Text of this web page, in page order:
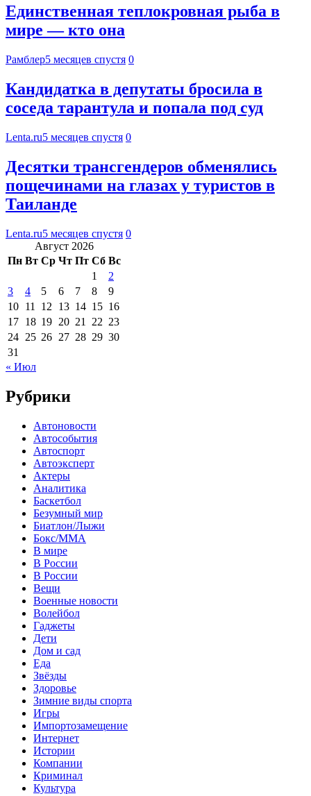
Единственная теплокровная рыба в
мире — кто она
Рамблер5 месяцев спустя 0
Кандидатка в депутаты бросила в
соседа тарантула и попала под суд
Lenta.ru5 месяцев спустя 0
Десятки трансгендеров обменялись
пощечинами на глазах у туристов в
Таиланде
Lenta.ru5 месяцев спустя 0
Август 2026
Пн Вт Ср Чт Пт Сб Вс
1
2
3
4 5 6 7 8
9
10 11 12 13 14 15 16
17 18 19 20 21 22 23
24 25 26 27 28 29 30
31
« Июл
Рубрики
Автоновости
Автособытия
Автоспорт
Автоэксперт
Актеры
Аналитика
Баскетбол
Безумный мир
Биатлон/Лыжи
Бокс/MMA
В мире
В России
В России
Вещи
Военные новости
Волейбол
Гаджеты
Дети
Дом и сад
Еда
Звёзды
Здоровье
Зимние виды спорта
Игры
Импортозамещение
Интернет
Истории
Компании
Криминал
Культура